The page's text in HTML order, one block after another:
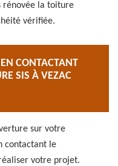
rénovée la toiture
vérifiée.
CONTACTANT
SIS À VEZAC
sur votre
contactant le
votre projet.